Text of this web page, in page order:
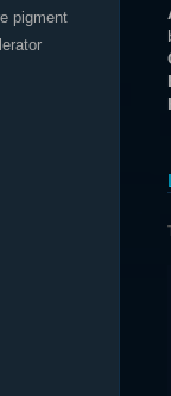
pigment